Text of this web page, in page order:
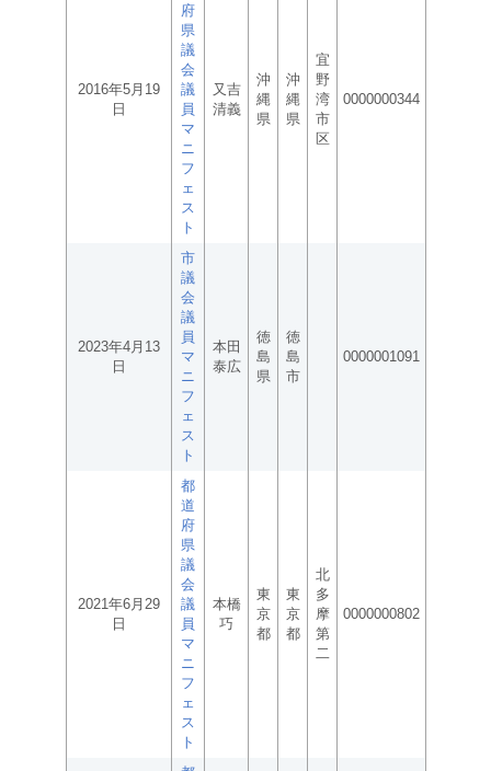
2016年5月19
日
府
県
議
会
議
員
マ
ニ
フ
ェ
ス
ト
又吉
清義
沖
縄
県
沖
縄
県
宜
野
湾
市
区
0000000344
2023年4月13
日
市
議
会
議
員
マ
ニ
フ
ェ
ス
ト
本田
泰広
徳
島
県
徳
島
市
0000001091
2021年6月29
日
都
道
府
県
議
会
議
員
マ
ニ
フ
ェ
ス
ト
本橋
巧
東
京
都
東
京
都
北
多
摩
第
二
0000000802